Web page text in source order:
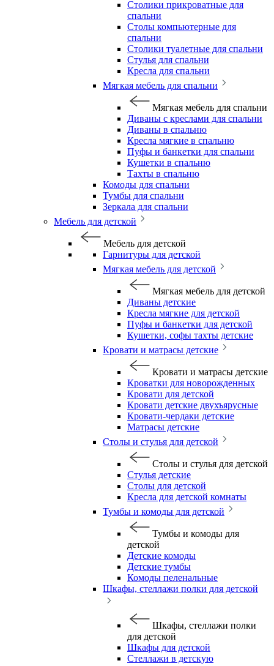
Столики прикроватные для
спальни
Столы компьютерные для
спальни
Столики туалетные для спальни
Стулья для спальни
Кресла для спальни
Мягкая мебель для спальни
Мягкая мебель для спальни
Диваны с креслами для спальни
Диваны в спальню
Кресла мягкие в спальню
Пуфы и банкетки для спальни
Кушетки в спальню
Тахты в спальню
Комоды для спальни
Тумбы для спальни
Зеркала для спальни
Мебель для детской
Мебель для детской
Гарнитуры для детской
Мягкая мебель для детской
Мягкая мебель для детской
Диваны детские
Кресла мягкие для детской
Пуфы и банкетки для детской
Кушетки, софы тахты детские
Кровати и матрасы детские
Кровати и матрасы детские
Кроватки для новорожденных
Кровати для детской
Кровати детские двухъярусные
Кровати-чердаки детские
Матрасы детские
Столы и стулья для детской
Столы и стулья для детской
Стулья детские
Столы для детской
Кресла для детской комнаты
Тумбы и комоды для детской
Тумбы и комоды для
детской
Детские комоды
Детские тумбы
Комоды пеленальные
Шкафы, стеллажи полки для детской
Шкафы, стеллажи полки
для детской
Шкафы для детской
Стеллажи в детскую